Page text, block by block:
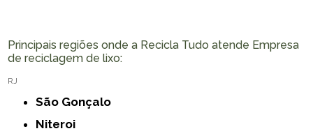
Principais regiões onde a Recicla Tudo atende Empresa
de reciclagem de lixo:
RJ
São Gonçalo
Niteroi